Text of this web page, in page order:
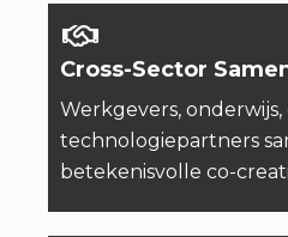
Cross-Sector
Werkgevers,
technologiepartners
betekenisvolle co-